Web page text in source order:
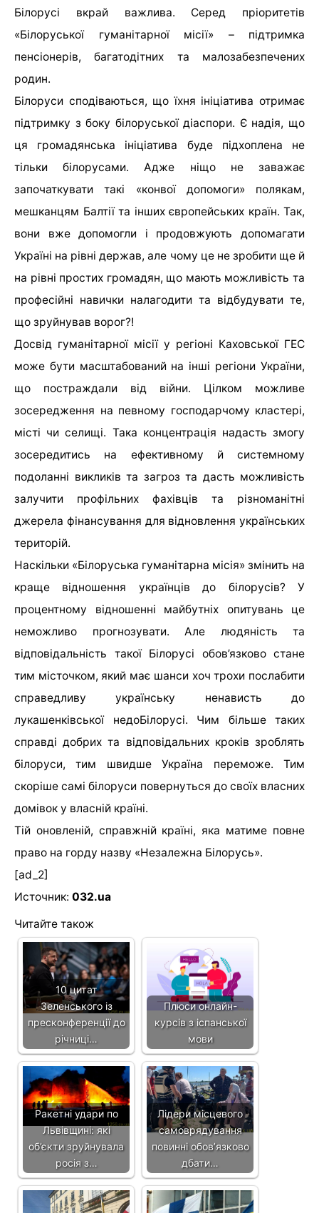
Білорусі вкрай важлива. Серед пріоритетів
«Білоруської гуманітарної місії» – підтримка
пенсіонерів, багатодітних та малозабезпечених
родин.
Білоруси сподіваються, що їхня ініціатива отримає
підтримку з боку білоруської діаспори. Є надія, що
ця громадянська ініціатива буде підхоплена не
тільки білорусами. Адже ніщо не заважає
започаткувати такі «конвої допомоги» полякам,
мешканцям Балтії та інших європейських країн. Так,
вони вже допомогли і продовжують допомагати
Україні на рівні держав, але чому це не зробити ще й
на рівні простих громадян, що мають можливість та
професійні навички налагодити та відбудувати те,
що зруйнував ворог?!
Досвід гуманітарної місії у регіоні Каховської ГЕС
може бути масштабований на інші регіони України,
що постраждали від війни. Цілком можливе
зосередження на певному господарчому кластері,
місті чи селищі. Така концентрація надасть змогу
зосередитись на ефективному й системному
подоланні викликів та загроз та дасть можливість
залучити профільних фахівців та різноманітні
джерела фінансування для відновлення українських
територій.
Наскільки «Білоруська гуманітарна місія» змінить на
краще відношення українців до білорусів? У
процентному відношенні майбутніх опитувань це
неможливо прогнозувати. Але людяність та
відповідальність такої Білорусі обов’язково стане
тим місточком, який має шанси хоч трохи послабити
справедливу українську ненависть до
лукашенківської недоБілорусі. Чим більше таких
справді добрих та відповідальних кроків зроблять
білоруси, тим швидше Україна переможе. Тим
скоріше самі білоруси повернуться до своїх власних
домівок у власній країні.
Тій оновленій, справжній країні, яка матиме повне
право на горду назву «Незалежна Білорусь».
[ad_2]
Источник: 032.ua
Читайте також
10 цитат
Зеленського із
пресконференції до
річниці…
Плюси онлайн-
курсів з іспанської
мови
Ракетні удари по
Львівщині: які
об’єкти зруйнувала
росія з…
Лідери місцевого
самоврядування
повинні обов’язково
дбати…